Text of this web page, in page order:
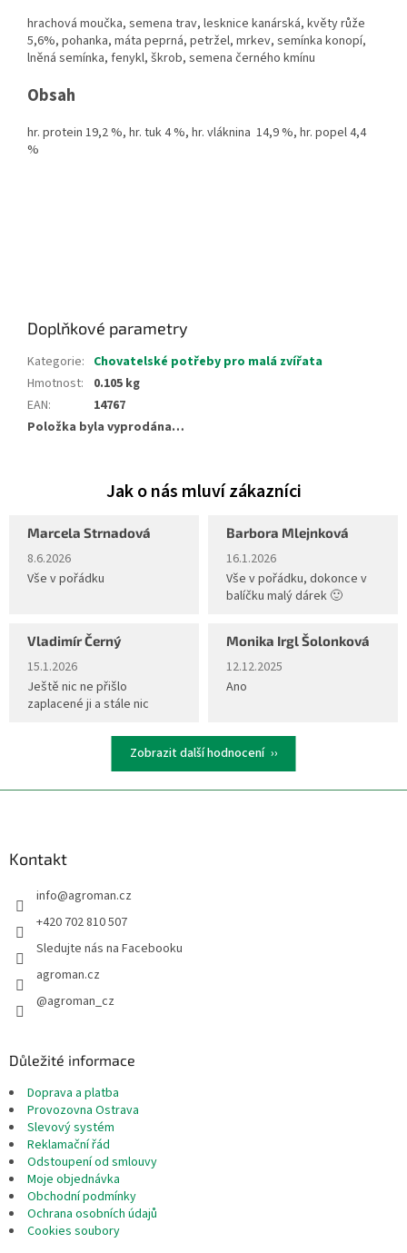
hrachová moučka, semena trav, lesknice kanárská, květy růže
5,6%, pohanka, máta peprná, petržel, mrkev, semínka konopí,
lněná semínka, fenykl, škrob, semena černého kmínu
Obsah
hr. protein 19,2 %, hr. tuk 4 %, hr. vláknina 14,9 %, hr. popel 4,4
%
Doplňkové parametry
Kategorie: Chovatelské potřeby pro malá zvířata
Hmotnost:
0.105 kg
EAN:
14767
Položka byla vyprodána…
Marcela Strnadová
Hodnocení obchodu je 5 z 5 hvězdiček.
8.6.2026
Vše v pořádku
Barbora Mlejnková
Hodnocení obchodu je 5 z 5
16.1.2026
Vše v pořádku, dokonce v
balíčku malý dárek 🙂
Vladimír Černý
Hodnocení obchodu je 5 z 5 hvězdiček.
15.1.2026
Ještě nic ne přišlo
zaplacené ji a stále nic
Monika Irgl Šolonková
Hodnocení obchodu je 5 z 5
12.12.2025
Ano
Zobrazit další hodnocení
Kontakt
info@agroman.cz
+420 702 810 507
Sledujte nás na Facebooku
agroman.cz
@agroman_cz
Důležité informace
Doprava a platba
Provozovna Ostrava
Slevový systém
Reklamační řád
Odstoupení od smlouvy
Moje objednávka
Obchodní podmínky
Ochrana osobních údajů
Cookies soubory